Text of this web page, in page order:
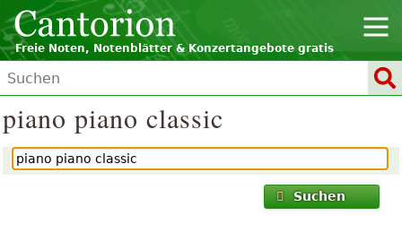
Freie Noten, Notenblätter & Konzertangebote gratis
piano piano classic
Suchen